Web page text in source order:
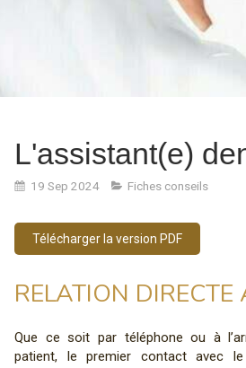
L'assistant(e)
19 Sep 2024 Fiches conseils
Télécharger la version PDF
RELATION DIRECTE
Que ce soit par téléphone ou à
patient, le premier contact avec le